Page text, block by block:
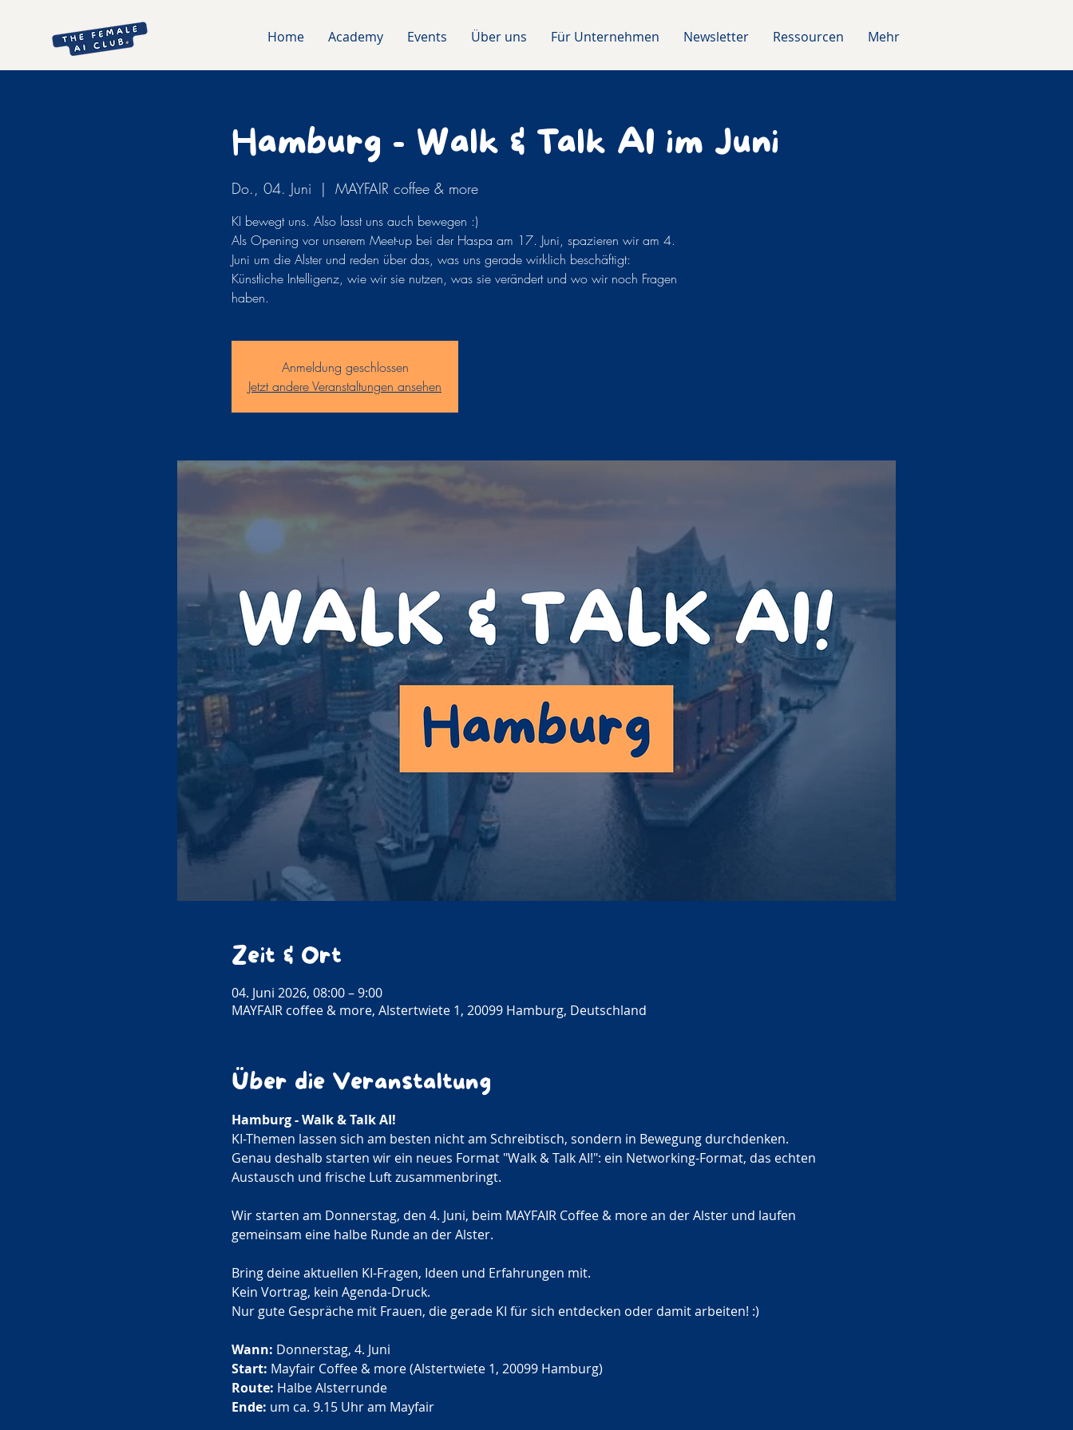
Home Academy Events Über uns Für Unternehmen Newsletter Ressourcen Mehr
Hamburg - Walk & Talk AI im Juni
Do., 04. Juni
  |
MAYFAIR coffee & more
KI bewegt uns. Also lasst uns auch bewegen :)
Als Opening vor unserem Meet-up bei der Haspa am 17. Juni, spazieren wir am 4.
Juni um die Alster und reden über das, was uns gerade wirklich beschäftigt:
Künstliche Intelligenz, wie wir sie nutzen, was sie verändert und wo wir noch Fragen
haben.
Anmeldung geschlossen
Jetzt andere Veranstaltungen ansehen
Zeit & Ort
04. Juni 2026, 08:00 – 9:00
MAYFAIR coffee & more, Alstertwiete 1, 20099 Hamburg, Deutschland
Über die Veranstaltung
Hamburg - Walk & Talk AI!
KI-Themen lassen sich am besten nicht am Schreibtisch, sondern in Bewegung durchdenken.
Genau deshalb starten wir ein neues Format "Walk & Talk AI!": ein Networking-Format, das echten
Austausch und frische Luft zusammenbringt.
Wir starten am Donnerstag, den 4. Juni, beim MAYFAIR Coffee & more an der Alster und laufen
gemeinsam eine halbe Runde an der Alster.
Bring deine aktuellen KI-Fragen, Ideen und Erfahrungen mit.
Kein Vortrag, kein Agenda-Druck.
Nur gute Gespräche mit Frauen, die gerade KI für sich entdecken oder damit arbeiten! :)
Wann: Donnerstag, 4. Juni
Start: Mayfair Coffee & more (Alstertwiete 1, 20099 Hamburg)
Route: Halbe Alsterrunde
Ende: um ca. 9.15 Uhr am Mayfair